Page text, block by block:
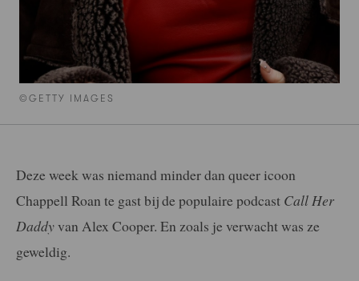
©GETTY IMAGES
Deze week was niemand minder dan queer icoon
Chappell Roan te gast bij de populaire podcast Call Her
Daddyvan Alex Cooper. En zoals je verwacht was ze
geweldig.